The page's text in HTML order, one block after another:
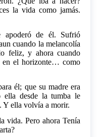
la vida como jamás.
apoderó de él. Sufrió
cuando la melancolía
feliz, y ahora cuando
en el horizonte… como
él; que su madre era
desde la tumba le
Y ella volvía a morir.
vida. Pero ahora Tenía